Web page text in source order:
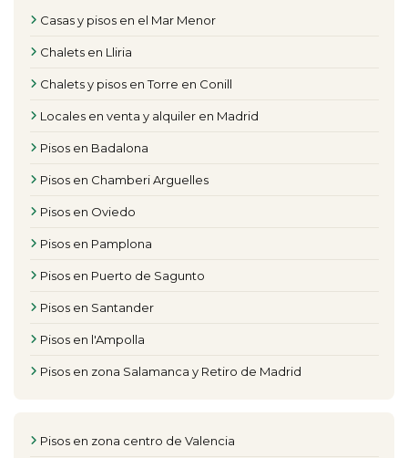
Casas y pisos en el Mar Menor
Chalets en Lliria
Chalets y pisos en Torre en Conill
Locales en venta y alquiler en Madrid
Pisos en Badalona
Pisos en Chamberi Arguelles
Pisos en Oviedo
Pisos en Pamplona
Pisos en Puerto de Sagunto
Pisos en Santander
Pisos en l'Ampolla
Pisos en zona Salamanca y Retiro de Madrid
Pisos en zona centro de Valencia